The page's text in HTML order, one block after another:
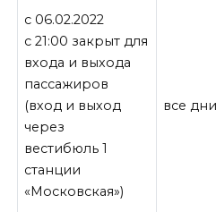
с 06.02.2022
с 21:00 закрыт для
входа и выхода
пассажиров
(вход и выход
через
вестибюль 1
станции
«Московская»)
все